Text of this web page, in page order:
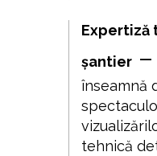
Expertiză
șantier–
înseamnă
tehnică